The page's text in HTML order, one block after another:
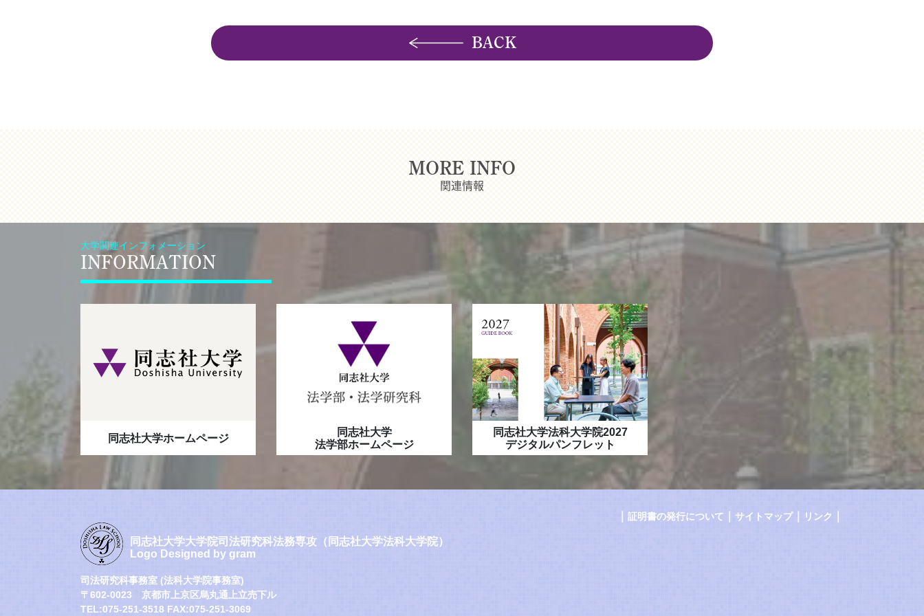
BACK
MORE INFO
関連情報
大学関連インフォメーション
INFORMATION
同志社大学ホームページ
同志社大学
法学部ホームページ
同志社大学法科大学院2027
デジタルパンフレット
証明書の発行について サイトマップ｜ リンク
同志社大学大学院司法研究科法務専攻（同志社大学法科大学院）
Logo Designed by gram
司法研究科事務室 (法科大学院事務室)
〒602-0023 京都市上京区烏丸通上立売下ル
TEL:075-251-3518 FAX:075-251-3069